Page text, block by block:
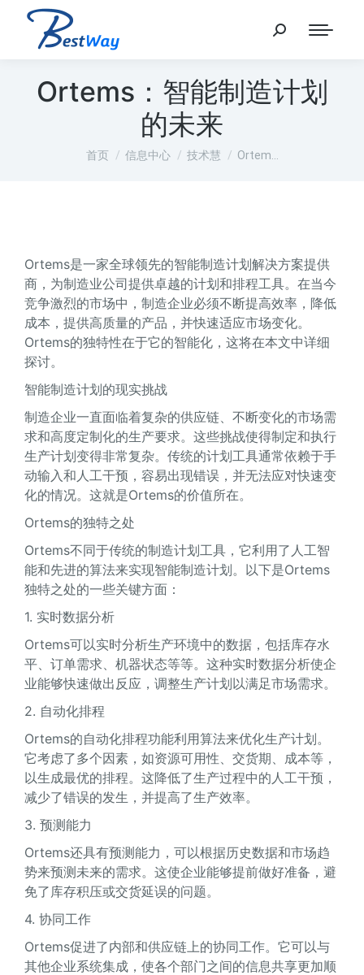
Ortems：智能制造计划
的未来
您在这里：
首页 信息中心 技术慧 Ortem…
Ortems是一家全球领先的智能制造计划解决方案提供
商，为制造业公司提供卓越的计划和排程工具。在当今
竞争激烈的市场中，制造企业必须不断提高效率，降低
成本，提供高质量的产品，并快速适应市场变化。
Ortems的独特性在于它的智能化，这将在本文中详细
探讨。
智能制造计划的现实挑战
制造企业一直面临着复杂的供应链、不断变化的市场需
求和高度定制化的生产要求。这些挑战使得制定和执行
生产计划变得非常复杂。传统的计划工具通常依赖于手
动输入和人工干预，容易出现错误，并无法应对快速变
化的情况。这就是Ortems的价值所在。
Ortems的独特之处
Ortems不同于传统的制造计划工具，它利用了人工智
能和先进的算法来实现智能制造计划。以下是Ortems
独特之处的一些关键方面：
1. 实时数据分析
Ortems可以实时分析生产环境中的数据，包括库存水
平、订单需求、机器状态等等。这种实时数据分析使企
业能够快速做出反应，调整生产计划以满足市场需求。
2. 自动化排程
Ortems的自动化排程功能利用算法来优化生产计划。
它考虑了多个因素，如资源可用性、交货期、成本等，
以生成最优的排程。这降低了生产过程中的人工干预，
减少了错误的发生，并提高了生产效率。
3. 预测能力
Ortems还具有预测能力，可以根据历史数据和市场趋
势来预测未来的需求。这使企业能够提前做好准备，避
免了库存积压或交货延误的问题。
4. 协同工作
Ortems促进了内部和供应链上的协同工作。它可以与
其他企业系统集成，使各个部门之间的信息共享更加顺